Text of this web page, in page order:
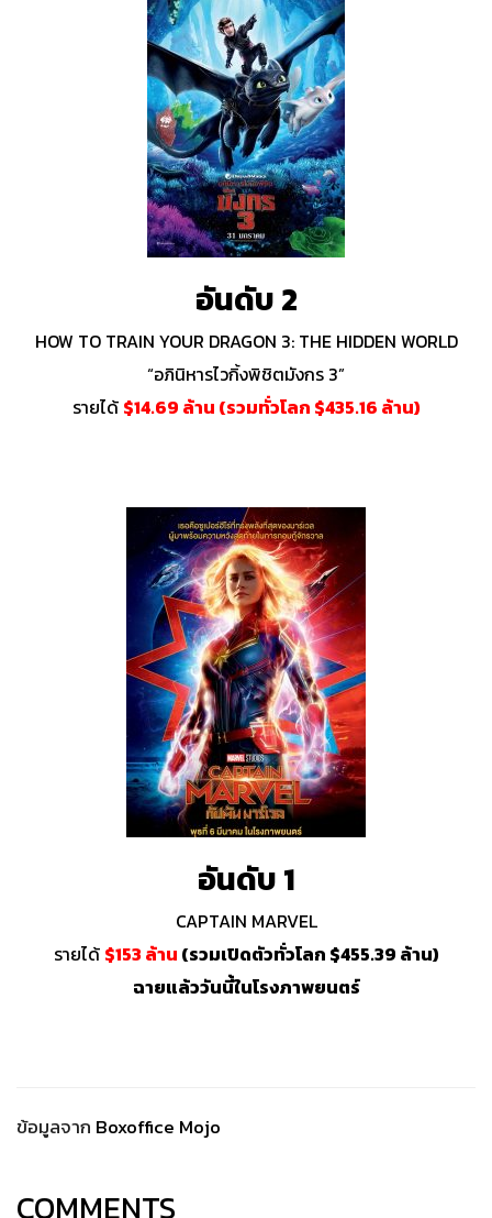
อันดับ 2
HOW TO TRAIN YOUR DRAGON 3: THE HIDDEN WORLD
“อภินิหารไวกิ้งพิชิตมังกร 3”
รายได้ $14.69 ล้าน (รวมทั่วโลก $435.16 ล้าน)
อันดับ 1
CAPTAIN MARVEL
รายได้ $153 ล้าน (รวมเปิดตัวทั่วโลก $455.39 ล้าน)
ฉายแล้ววันนี้ในโรงภาพยนตร์
ข้อมูลจาก Boxoffice Mojo
COMMENTS